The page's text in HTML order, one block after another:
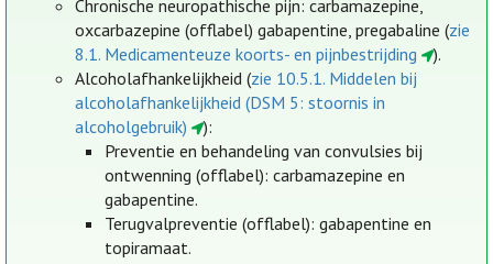
Chronische neuropathische pijn: carbamazepine,
oxcarbazepine (offlabel) gabapentine, pregabaline (zie
8.1. Medicamenteuze koorts- en pijnbestrijding
).
Alcoholafhankelijkheid (zie 10.5.1. Middelen bij
alcoholafhankelijkheid (DSM 5: stoornis in
alcoholgebruik)
):
Preventie en behandeling van convulsies bij
ontwenning (offlabel): carbamazepine en
gabapentine.
Terugvalpreventie (offlabel): gabapentine en
topiramaat.